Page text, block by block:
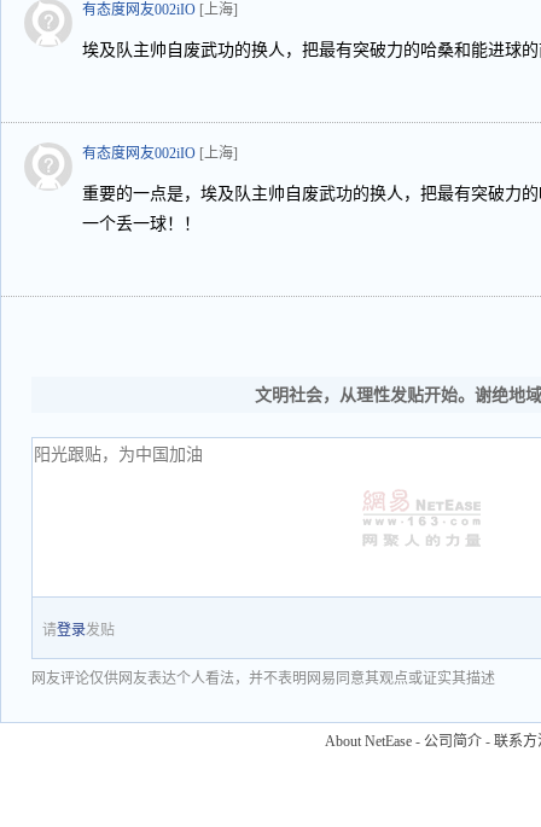
有态度网友002iIO [上海]
埃及队主帅自废武功的换人，把最有突破力的哈桑和能进球
有态度网友002iIO [上海]
重要的一点是，埃及队主帅自废武功的换人，把最有突破力
一个丢一球！！
文明社会，从理性发贴开始。谢绝地
请登录发贴
网友评论仅供网友表达个人看法，并不表明网易同意其观点或证实其描述
About NetEase - 公司简介 - 联系方